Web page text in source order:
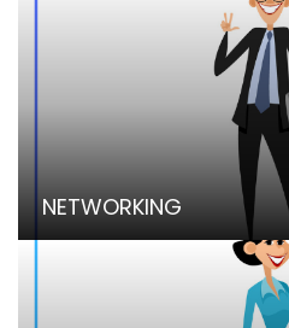
NETWORKING